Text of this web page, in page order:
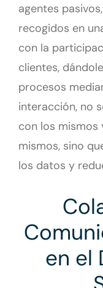
agentes
recogidos en
con la
clientes,
procesos
interacción, no
con los mismos
mismos, sino
los datos y
en el